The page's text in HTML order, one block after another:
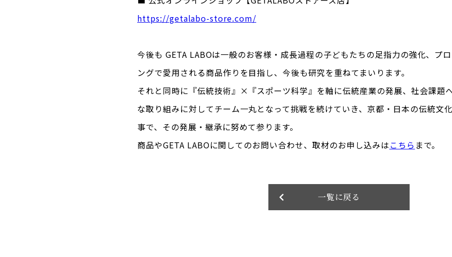
https://getalabo-store.com/
今後も GETA LABOは一般のお客様・成長過程の子どもたちの足指力の強化、プ
ングで愛用される商品作りを目指し、今後も研究を重ねてまいります。
それと同時に『伝統技術』×『スポーツ科学』を軸に伝統産業の発展、社会課題
な取り組みに対してチーム一丸となって挑戦を続けていき、京都・日本の伝統文
事で、その発展・継承に努めて参ります。
商品やGETA LABOに関してのお問い合わせ、取材のお申し込みはこちら まで。
一覧に戻る